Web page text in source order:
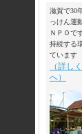
滋賀で30
っけん運
ＮＰＯで
持続する
ています
（詳し
へ）